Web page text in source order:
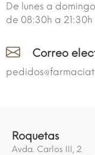
De lunes a domingo
de 08:30h a 21:30h
Correo
Roquetas
Avda. Carlos III, 2